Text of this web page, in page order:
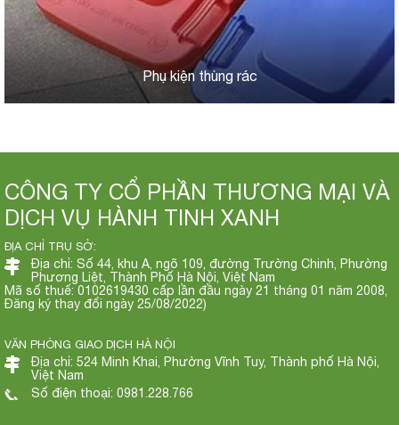
Phụ kiện thùng rác
CÔNG TY CỔ PHẦN THƯƠNG MẠI VÀ
DỊCH VỤ HÀNH TINH XANH
ĐỊA CHỈ TRỤ SỞ:
Địa chỉ: Số 44, khu A, ngõ 109, đường Trường Chinh, Phường
Phương Liệt, Thành Phố Hà Nội, Việt Nam
Mã số thuế: 0102619430 cấp lần đầu ngày 21 tháng 01 năm 2008,
Đăng ký thay đổi ngày 25/08/2022)
VĂN PHÒNG GIAO DỊCH HÀ NỘI
Địa chỉ: 524 Minh Khai, Phường Vĩnh Tuy, Thành phố Hà Nội,
Việt Nam
Số điện thoại: 0981.228.766